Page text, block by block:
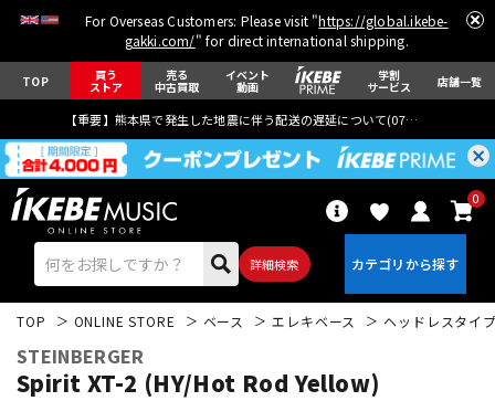
For Overseas Customers: Please visit "https://global.ikebe-
gakki.com/" for direct international shipping.
TOP 買う
ストア
売る
中古買取
イベント
動画
学割
サービス 店舗一覧
【重要】熊本県で発生した地震に伴う配送の遅延について(07月29日
詳細検索
0
TOP ONLINE STORE ベース エレキベース ヘッドレスタイ
STEINBERGER
Spirit XT-2 (HY/Hot Rod Yellow)